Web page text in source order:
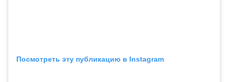
Посмотреть эту публикацию в Instagram